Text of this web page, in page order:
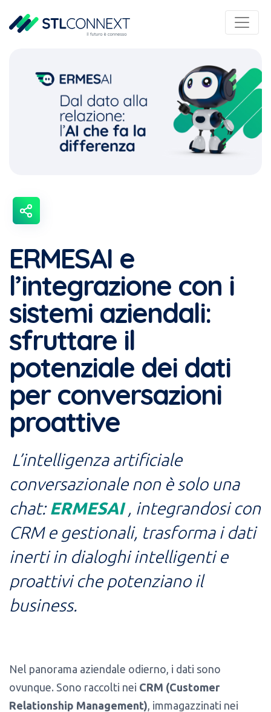
ERMESAI e
l’integrazione con i
sistemi aziendali:
sfruttare il
potenziale dei dati
per conversazioni
proattive
L’intelligenza artificiale
conversazionale non è solo una
chat:ERMESAI, integrandosi con
CRM e gestionali, trasforma i dati
inerti in dialoghi intelligenti e
proattivi che potenziano il
business.
Nel panorama aziendale odierno, i dati sono
ovunque. Sono raccolti nei CRM (Customer
Relationship Management), immagazzinati nei